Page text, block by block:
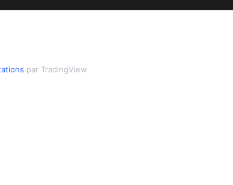
par TradingView